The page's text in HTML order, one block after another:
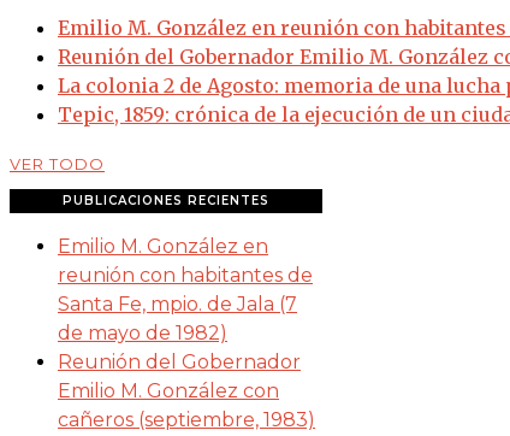
Emilio M. González en reunión con habitantes
Reunión del Gobernador Emilio M. González
La colonia 2 de Agosto: memoria de una
Tepic, 1859: crónica de la ejecución de un
VER TODO
PUBLICACIONES RECIENTES
Emilio M. González en
reunión con habitantes de
Santa Fe, mpio. de Jala (7
de mayo de 1982)
Reunión del Gobernador
Emilio M. González con
cañeros (septiembre, 1983)